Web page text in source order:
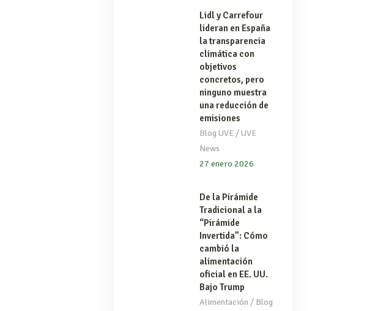
Lidl y Carrefour
lideran en España
la transparencia
climática con
objetivos
concretos, pero
ninguno muestra
una reducción de
emisiones
Blog UVE/UVE
News
27 enero 2026
De la Pirámide
Tradicional a la
“Pirámide
Invertida”: Cómo
cambió la
alimentación
oficial en EE. UU.
Bajo Trump
Alimentación / Blog